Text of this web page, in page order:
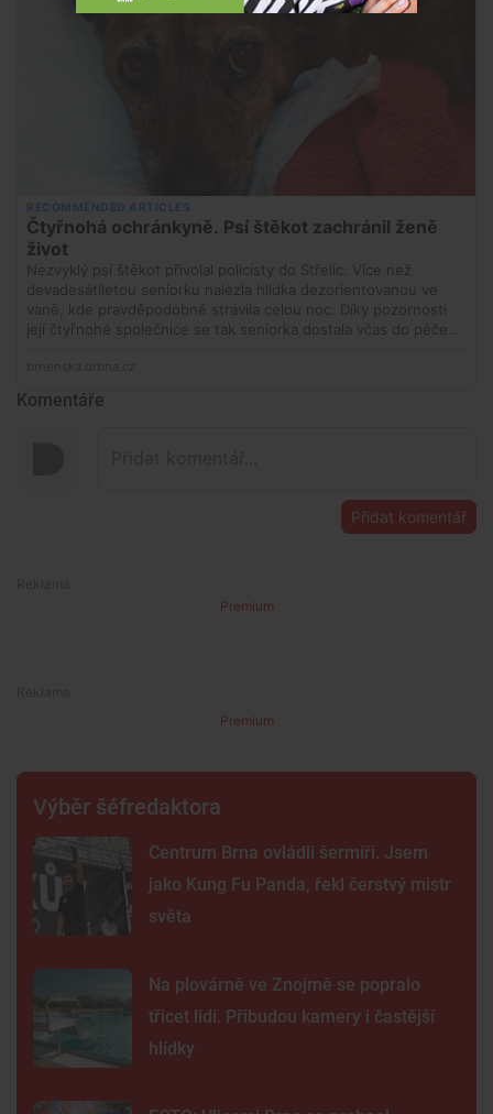
Komentáře
Přidat komentář
Premium
Premium
Výběr šéfredaktora
Centrum Brna ovládli šermíři. Jsem
jako Kung Fu Panda, řekl čerstvý mistr
světa
Na plovárně ve Znojmě se popralo
třicet lidí. Přibudou kamery i častější
hlídky